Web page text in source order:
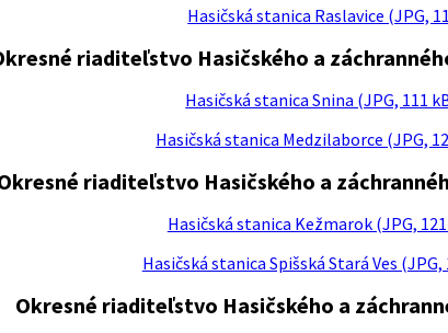
Hasičská stanica Raslavice (JPG,
riaditeľstvo Hasičského a
Hasičská stanica Snina (JPG, 111
Hasičská stanica Medzilaborce (JPG,
riaditeľstvo Hasičského a
Hasičská stanica Kežmarok (JPG,
Hasičská stanica Spišská Stará Ves (JPG,
Okresné riaditeľstvo Hasičského a